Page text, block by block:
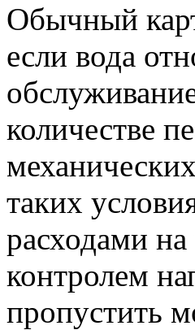
Обычный
если вода
количестве
таких
расходами
контролем
пропустить